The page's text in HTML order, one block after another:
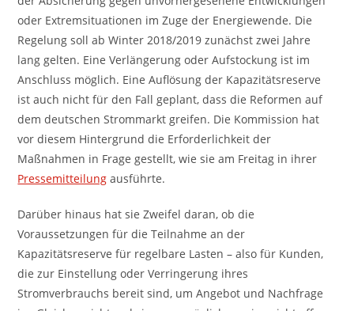
oder Extremsituationen im Zuge der Energiewende. Die
Regelung soll ab Winter 2018/2019 zunächst zwei Jahre
lang gelten. Eine Verlängerung oder Aufstockung ist im
Anschluss möglich. Eine Auflösung der Kapazitätsreserve
ist auch nicht für den Fall geplant, dass die Reformen auf
dem deutschen Strommarkt greifen. Die Kommission hat
vor diesem Hintergrund die Erforderlichkeit der
Maßnahmen in Frage gestellt, wie sie am Freitag in ihrer
Pressemitteilung ausführte.
Darüber hinaus hat sie Zweifel daran, ob die
Voraussetzungen für die Teilnahme an der
Kapazitätsreserve für regelbare Lasten – also für Kunden,
die zur Einstellung oder Verringerung ihres
Stromverbrauchs bereit sind, um Angebot und Nachfrage